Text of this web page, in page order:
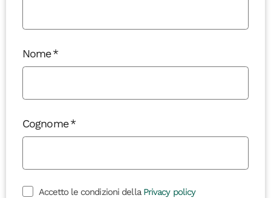
Nome
Cognome
Accetto le condizioni della Privacy policy